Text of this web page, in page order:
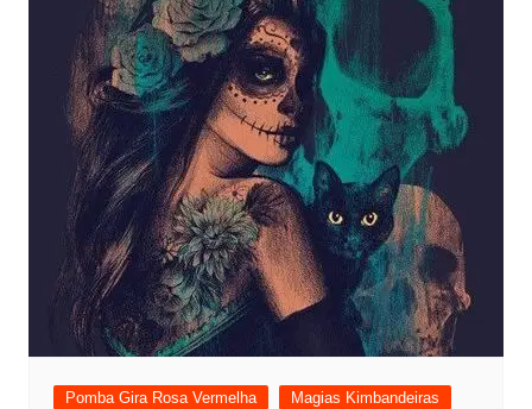
Pomba Gira Rosa Vermelha Magias Kimbandeiras